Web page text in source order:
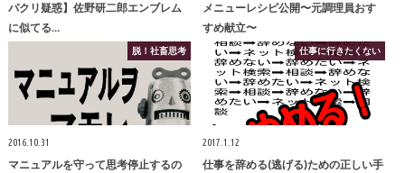
パクリ疑惑】佐野研二郎エンブレム
に似てる…
メニューレシピ公開〜元調理員おす
すめ献立〜
脱！社畜思考
2016.10.31
マニュアルを守って思考停止するの
仕事に行きたくない
2017.1.12
仕事を辞める(逃げる)ための正しい手